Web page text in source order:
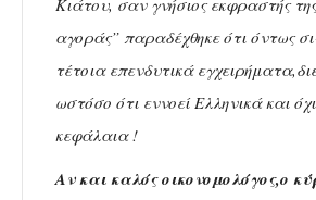
Κιάτου, σαν γνήσιος εκφραστής
αγοράς” παραδέχθηκε ότι όντως
τέτοια επενδυτικά
ωστόσο ότι εννοεί Ελληνικά και
κεφάλαια !
Αν και καλός οικονομολόγος,ο